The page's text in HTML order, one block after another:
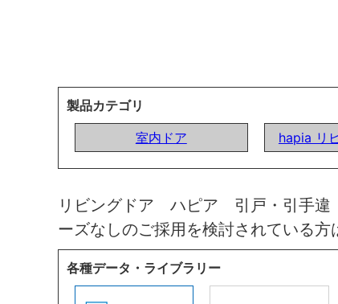
製品カテゴリ
室内ドア
hapia リ
リビングドア ハピア 引戸・引手
ーズなしのご採用を検討されている
各種データ・ライブラリー